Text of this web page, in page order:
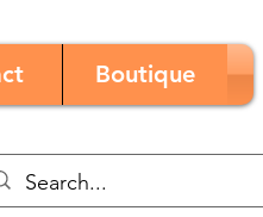
Boutique